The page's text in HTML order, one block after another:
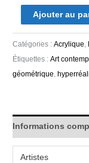
Ajouter au
Catégories :Acrylique,
Étiquettes :Art
géométrique,
Informations
Artistes